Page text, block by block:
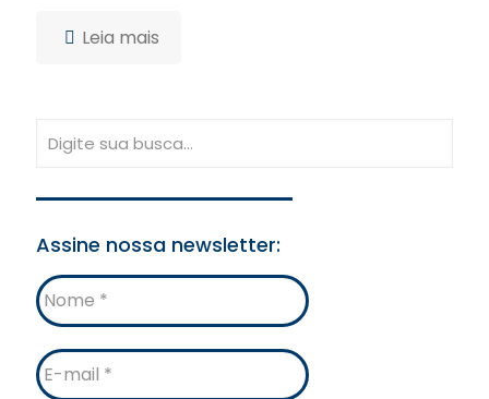
Leia mais
Assine nossa newsletter:
Nome
E-
mail